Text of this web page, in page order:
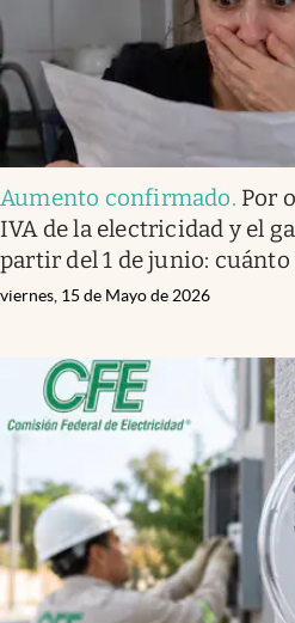
Aumento confirmado. Por
IVA de la electricidad y el
partir del 1 de junio: cuánto
viernes, 15 de Mayo de 2026